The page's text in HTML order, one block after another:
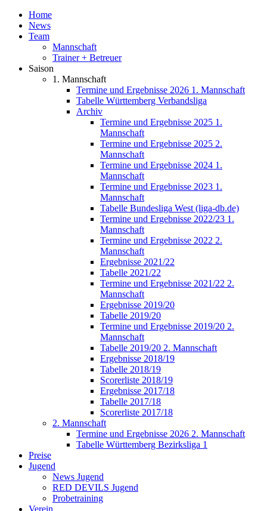
Home
News
Team
Mannschaft
Trainer + Betreuer
Saison
1. Mannschaft
Termine und Ergebnisse 2026 1. Mannschaft
Tabelle Württemberg Verbandsliga
Archiv
Termine und Ergebnisse 2025 1.
Mannschaft
Termine und Ergebnisse 2025 2.
Mannschaft
Termine und Ergebnisse 2024 1.
Mannschaft
Termine und Ergebnisse 2023 1.
Mannschaft
Tabelle Bundesliga West (liga-db.de)
Termine und Ergebnisse 2022/23 1.
Mannschaft
Termine und Ergebnisse 2022 2.
Mannschaft
Ergebnisse 2021/22
Tabelle 2021/22
Termine und Ergebnisse 2021/22 2.
Mannschaft
Ergebnisse 2019/20
Tabelle 2019/20
Termine und Ergebnisse 2019/20 2.
Mannschaft
Tabelle 2019/20 2. Mannschaft
Ergebnisse 2018/19
Tabelle 2018/19
Scorerliste 2018/19
Ergebnisse 2017/18
Tabelle 2017/18
Scorerliste 2017/18
2. Mannschaft
Termine und Ergebnisse 2026 2. Mannschaft
Tabelle Württemberg Bezirksliga 1
Preise
Jugend
News Jugend
RED DEVILS Jugend
Probetraining
Verein